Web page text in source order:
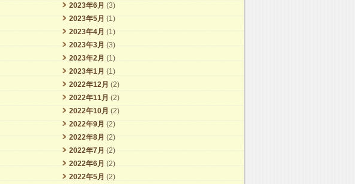
2023年6月 (3)
2023年5月 (1)
2023年4月 (1)
2023年3月 (3)
2023年2月 (1)
2023年1月 (1)
2022年12月 (2)
2022年11月 (2)
2022年10月 (2)
2022年9月 (2)
2022年8月 (2)
2022年7月 (2)
2022年6月 (2)
2022年5月 (2)